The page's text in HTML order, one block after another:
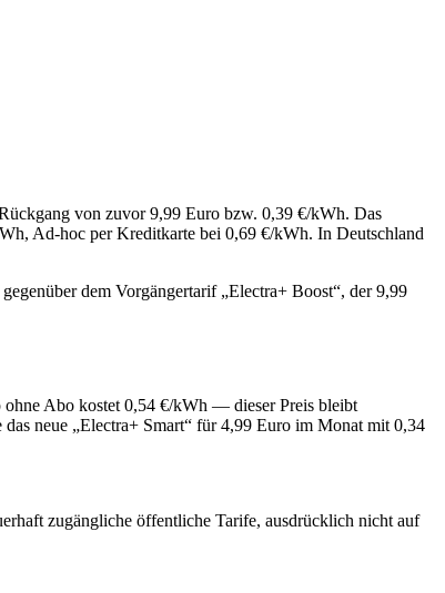
von zuvor 9,99 Euro bzw. 0,39 €/kWh. Das
Ad-hoc per Kreditkarte bei 0,69 €/kWh. In Deutschland
dem Vorgängertarif „Electra+ Boost“, der 9,99
Abo kostet 0,54 €/kWh — dieser Preis bleibt
neue „Electra+ Smart“ für 4,99 Euro im Monat mit 0,34
zugängliche öffentliche Tarife, ausdrücklich nicht auf